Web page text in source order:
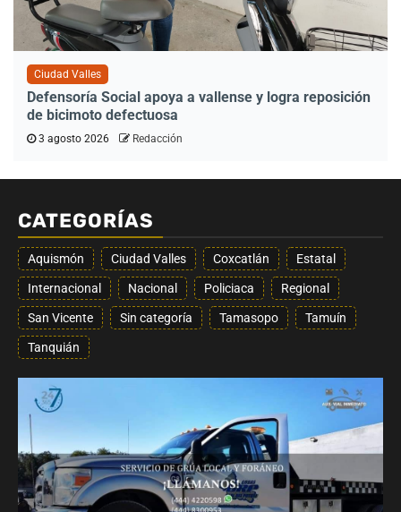
Ciudad Valles
Defensoría Social apoya a vallense y logra reposición
de bicimoto defectuosa
3 agosto 2026 Redacción
CATEGORÍAS
Aquismón Ciudad Valles Coxcatlán Estatal
Internacional Nacional Policiaca Regional
San Vicente Sin categoría Tamasopo Tamuín
Tanquián